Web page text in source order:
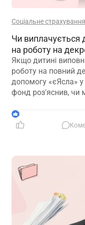
Соціальне
Чи виплачується
на роботу на
Якщо дитині
роботу на повний
допомогу «єЯсла» у
фонд роз'яснив, чи
3